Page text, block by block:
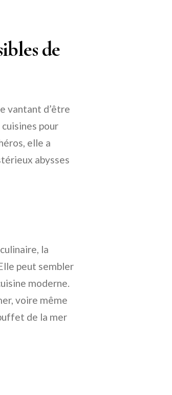
de
vantant d’être
pour
elle a
abysses
la
peut sembler
moderne.
voire même
de la mer